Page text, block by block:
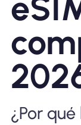
Por qué la
Usando una
¿Por